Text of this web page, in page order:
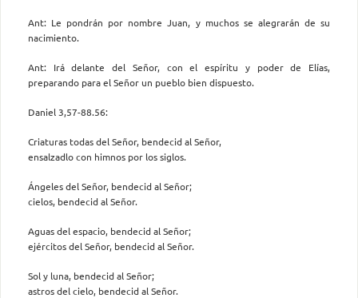
Ant: Le pondrán por nombre Juan, y muchos se alegrarán de su
nacimiento.
Ant: Irá delante del Señor, con el espíritu y poder de Elías,
preparando para el Señor un pueblo bien dispuesto.
Daniel 3,57-88.56:
Criaturas todas del Señor, bendecid al Señor,
ensalzadlo con himnos por los siglos.
Ángeles del Señor, bendecid al Señor;
cielos, bendecid al Señor.
Aguas del espacio, bendecid al Señor;
ejércitos del Señor, bendecid al Señor.
Sol y luna, bendecid al Señor;
astros del cielo, bendecid al Señor.